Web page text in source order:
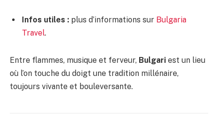
Infos utiles : plus d’informations sur Bulgaria
Travel.
Entre flammes, musique et ferveur, Bulgari est un lieu
où l’on touche du doigt une tradition millénaire,
toujours vivante et bouleversante.